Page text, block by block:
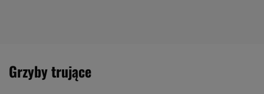
grzyby trujące